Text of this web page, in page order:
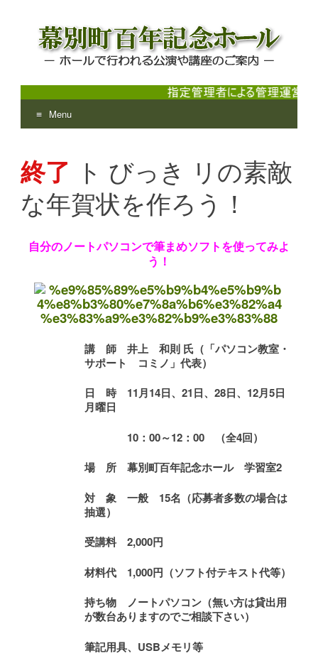
幕別町百年記念ホール
ホールで行われる公演や講座のご案内
Menu
content
終了
ト びっき リの素敵
な年賀状を作ろう！
自分のノートパソコンで筆まめソフトを使ってみよ
う！
講 師 井上 和則 氏 （「パソコン教室・
サポート コミノ」代表）
日 時
11月14日、21日、28日、12月5日
月曜日
10 ：00～12：00 （全4回）
場 所 幕別町百年記念ホール 学習室2
対 象 一般 15名（応募者多数の場合は
抽選）
受講料 2,000円
材料代 1,000円（ソフト付テキスト代等）
持ち物
ノートパソコン （無い方は貸出用
が数台ありますのでご相談下さい）
筆記用具、USBメモリ等